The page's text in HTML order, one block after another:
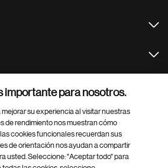
importante para nosotros.
su experiencia al visitar nuestras
de rendimiento nos muestran cómo
cookies funcionales recuerdan sus
de orientación nos ayudan a compartir
usted. Seleccione: "Aceptar todo" para